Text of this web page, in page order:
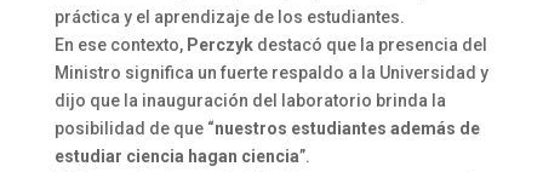
práctica y el aprendizaje de los estudiantes.
En ese contexto, Perczykdestacó que la presencia del
Ministro significa un fuerte respaldo a la Universidad y
dijo que la inauguración del laboratorio brinda la
posibilidad de que “nuestros estudiantes además de
estudiar ciencia hagan ciencia”.